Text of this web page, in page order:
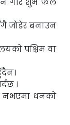
जोडेर बनाउन
पश्चिम वा
।
नभएमा धनको